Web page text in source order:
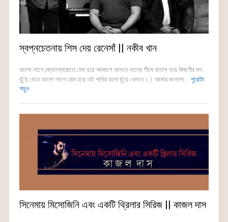
স্বপ্নচেতনায় শিস দেয় রেনেসাঁ || নকীব খান
ভালো লাগে জ্যোৎস্নারাতে মেঘ হয়ে আকাশে ভাসতে ধানের শীষে বাতাস হয়ে কিষাণীর মন
ছুঁয়ে যেতে ভালো লাগে রোদ হয়ে ওই পাখির ডানা ছুঁয়ে খেলতে।। আমার জানালা... পুরোটা
পড়ুন
সিনেমায় মিসোজিনি এবং একটি থ্রিলার সিরিজ || কাজল দাস